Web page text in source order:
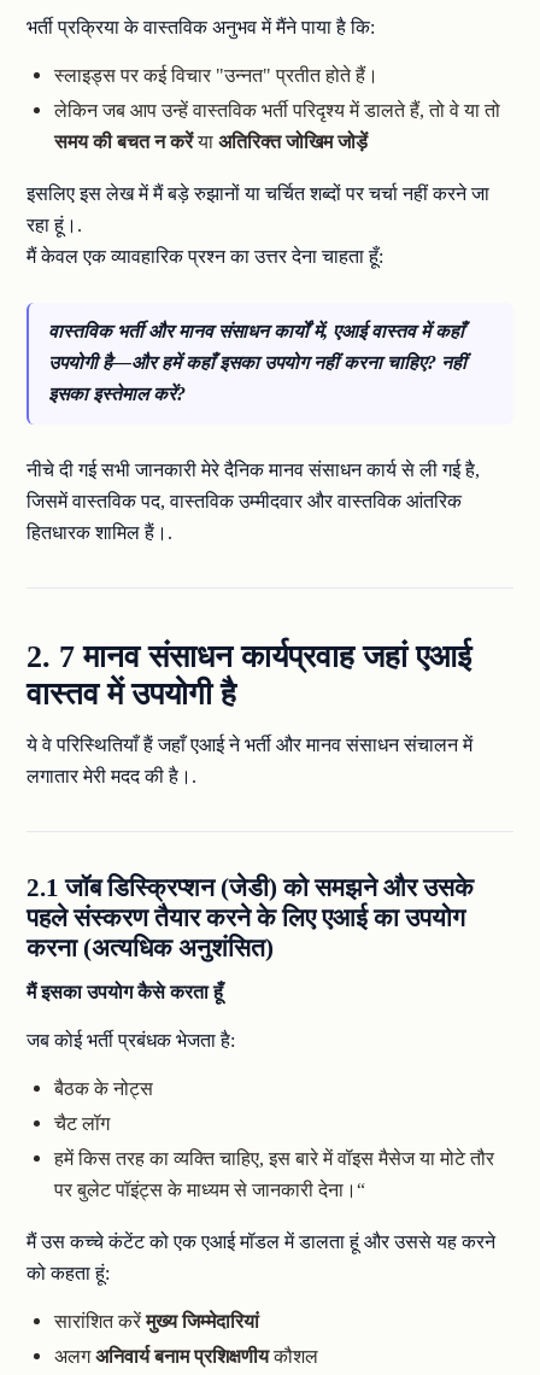
भर्ती प्रक्रिया के वास्तविक अनुभव में मैंने पाया है कि:
स्लाइड्स पर कई विचार "उन्नत" प्रतीत होते हैं।
लेकिन जब आप उन्हें वास्तविक भर्ती परिदृश्य में डालते हैं, तो वे या तो
समय की बचत न करेंयाअतिरिक्त जोखिम जोड़ें
इसलिए इस लेख में मैं बड़े रुझानों या चर्चित शब्दों पर चर्चा नहीं करने जा
रहा हूं।.
मैं केवल एक व्यावहारिक प्रश्न का उत्तर देना चाहता हूँ:
वास्तविक भर्ती और मानव संसाधन कार्यों में, एआई वास्तव में कहाँ
उपयोगी है—और हमें कहाँ इसका उपयोग नहीं करना चाहिए? नहीं
इसका इस्तेमाल करें?
नीचे दी गई सभी जानकारी मेरे दैनिक मानव संसाधन कार्य से ली गई है,
जिसमें वास्तविक पद, वास्तविक उम्मीदवार और वास्तविक आंतरिक
हितधारक शामिल हैं।.
2. 7 मानव संसाधन कार्यप्रवाह जहां एआई
वास्तव में उपयोगी है
ये वे परिस्थितियाँ हैं जहाँ एआई ने भर्ती और मानव संसाधन संचालन में
लगातार मेरी मदद की है।.
2.1 जॉब डिस्क्रिप्शन (जेडी) को समझने और उसके
पहले संस्करण तैयार करने के लिए एआई का उपयोग
करना (अत्यधिक अनुशंसित)
मैं इसका उपयोग कैसे करता हूँ
जब कोई भर्ती प्रबंधक भेजता है:
बैठक के नोट्स
चैट लॉग
हमें किस तरह का व्यक्ति चाहिए, इस बारे में वॉइस मैसेज या मोटे तौर
पर बुलेट पॉइंट्स के माध्यम से जानकारी देना।“
मैं उस कच्चे कंटेंट को एक एआई मॉडल में डालता हूं और उससे यह करने
को कहता हूं:
सारांशित करेंमुख्य जिम्मेदारियां
अलगअनिवार्य बनाम प्रशिक्षणीयकौशल